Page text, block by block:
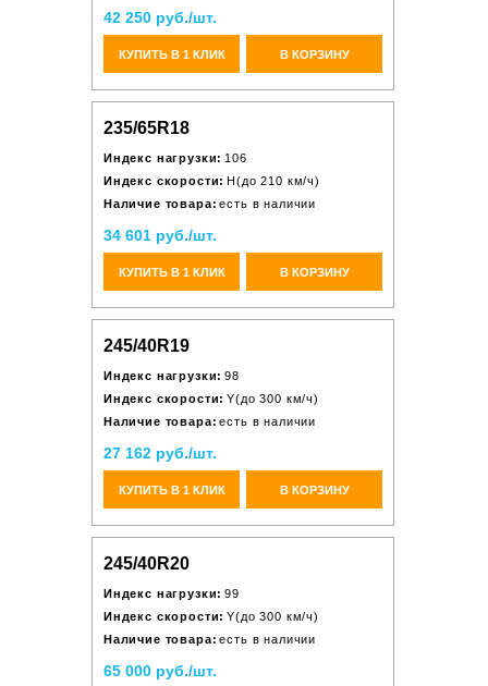
42 250 руб./шт.
КУПИТЬ В 1 КЛИК В КОРЗИНУ
235/65R18
Индекс нагрузки: 106
Индекс скорости: H(до 210 км/ч)
Наличие товара: есть в наличии
34 601 руб./шт.
КУПИТЬ В 1 КЛИК В КОРЗИНУ
245/40R19
Индекс нагрузки: 98
Индекс скорости: Y(до 300 км/ч)
Наличие товара: есть в наличии
27 162 руб./шт.
КУПИТЬ В 1 КЛИК В КОРЗИНУ
245/40R20
Индекс нагрузки: 99
Индекс скорости: Y(до 300 км/ч)
Наличие товара: есть в наличии
65 000 руб./шт.